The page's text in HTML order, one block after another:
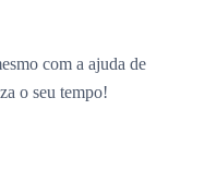
com a ajuda de
o seu tempo!